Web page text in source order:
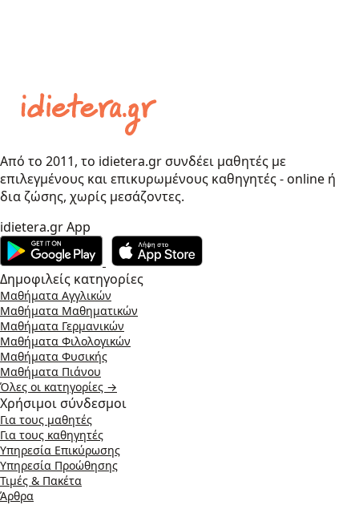
Από το 2011, το idietera.gr συνδέει μαθητές με
επιλεγμένους και επικυρωμένους καθηγητές - online ή
δια ζώσης, χωρίς μεσάζοντες.
idietera.gr App
Δημοφιλείς κατηγορίες
Μαθήματα Αγγλικών
Μαθήματα Μαθηματικών
Μαθήματα Γερμανικών
Μαθήματα Φιλολογικών
Μαθήματα Φυσικής
Μαθήματα Πιάνου
Όλες οι κατηγορίες →
Χρήσιμοι σύνδεσμοι
Για τους μαθητές
Για τους καθηγητές
Υπηρεσία Επικύρωσης
Υπηρεσία Προώθησης
Τιμές & Πακέτα
Άρθρα